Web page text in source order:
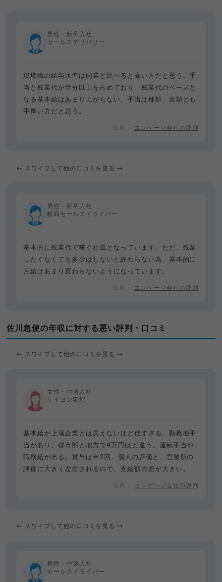
男性・新卒入社
セールスデリバリー
現場職の給与水準は同業と比べると高い方だと思う。手
当と残業代が半分以上を占めており、残業代のベースと
なる基本給はあまり上がらない。手当は種類、金額とも
手厚い方だと思う。
エンゲージ会社の評判
← スワイプして他の口コミを見る →
男性・新卒入社
軽四セールスドライバー
基本的に残業代で稼ぐ社風となっています。ただ、残業
したくなくても多少はしないと終わらない為、基本的に
月給はあまり変わらないようになっています。
エンゲージ会社の評判
佐川急便の年収に対する悪い評判・口コミ
← スワイプして他の口コミを見る →
女性・中途入社
ケイヨン宅配
基本給が上場企業とは思えないほど低すぎる。勤務地手
当があり、都市部と地方で4万円ほど違う。運転手当や
職務給が出る。賞与は年2回。個人の評価と、営業所の
評価に大きく左右されるので、支給額の差が大きい。
エンゲージ会社の評判
← スワイプして他の口コミを見る →
男性・中途入社
セールスドライバー